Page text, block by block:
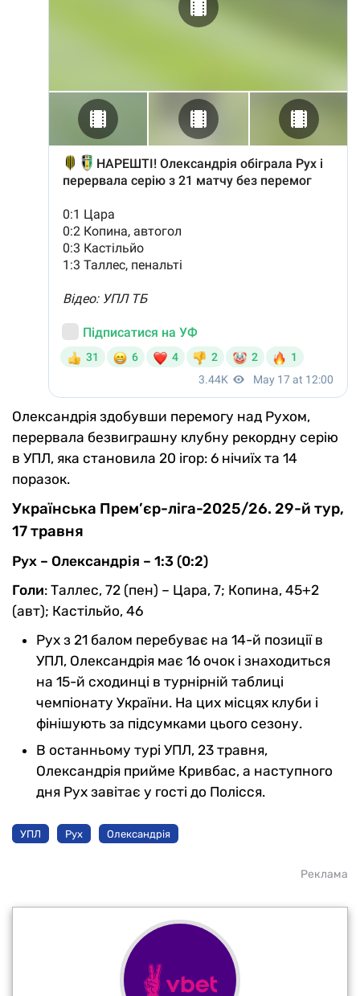
Олександрія здобувши перемогу над Рухом,
перервала безвиграшну клубну рекордну серію
в УПЛ, яка становила 20 ігор: 6 нічиїх та 14
поразок.
Українська Прем’єр-ліга-2025/26. 29-й тур,
17 травня
Рух – Олександрія – 1:3 (0:2)
Голи: Таллес, 72 (пен) – Цара, 7; Копина, 45+2
(авт); Кастільйо, 46
Рух з 21 балом перебуває на 14-й позиції в
УПЛ, Олександрія має 16 очок і знаходиться
на 15-й сходинці в турнірній таблиці
чемпіонату України. На цих місцях клуби і
фінішують за підсумками цього сезону.
В останньому турі УПЛ, 23 травня,
Олександрія прийме Кривбас, а наступного
дня Рух завітає у гості до Полісся.
УПЛ Рух Олександрія
Реклама